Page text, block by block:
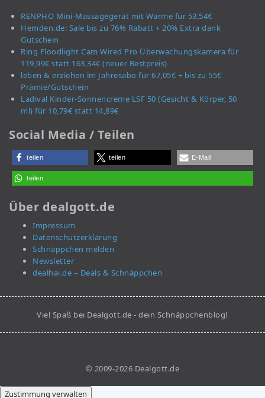
RENPHO Mini-Massagegerät mit Wärme für 53,54€
Hemden.de: Sale bis zu 76% Rabatt + 20% Extra dank
Gutschein
Ring Floodlight Cam Wired Pro Überwachungskamera für
119,99€ statt 163,34€ (neuer Bestpreis)
leben & erziehen im Jahresabo für 67,05€ + bis zu 55€
Prämie/Gutschein
Ladival Kinder-Sonnencreme LSF 50 (Gesicht & Körper, 50
ml) für 10,79€ statt 14,89€
Social Media / Teilen
teilen teilen E-Mail
teilen
Über dealgott.de
Impressum
Datenschutzerklärung
Schnäppchen melden
Newsletter
dealhai.de – Deals & Schnäppchen
Viel Spaß bei Dealgott.de - dein Schnäppchenblog!
© 2009-2026 Dealgott.de
Zustimmung verwalten